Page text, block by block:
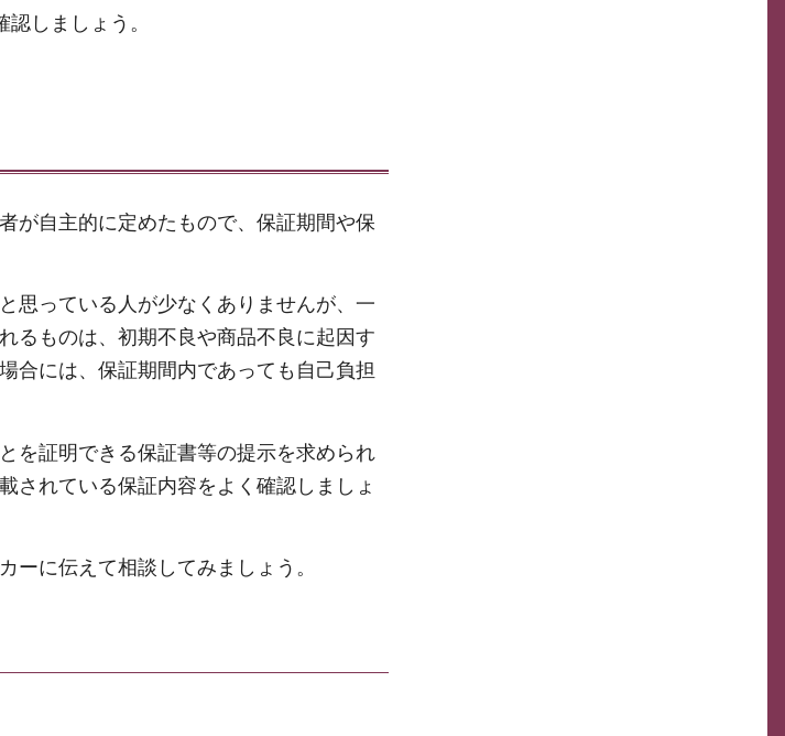
しましょう。
が自主的に定めたもので、保証期間や保
思っている人が少なくありませんが、一
るものは、初期不良や商品不良に起因す
合には、保証期間内であっても自己負担
を証明できる保証書等の提示を求められ
されている保証内容をよく確認しましょ
ーに伝えて相談してみましょう。